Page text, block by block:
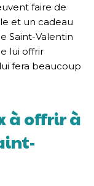
faire de
et un cadeau
Saint-Valentin
lui offrir
fera beaucoup
à offrir à